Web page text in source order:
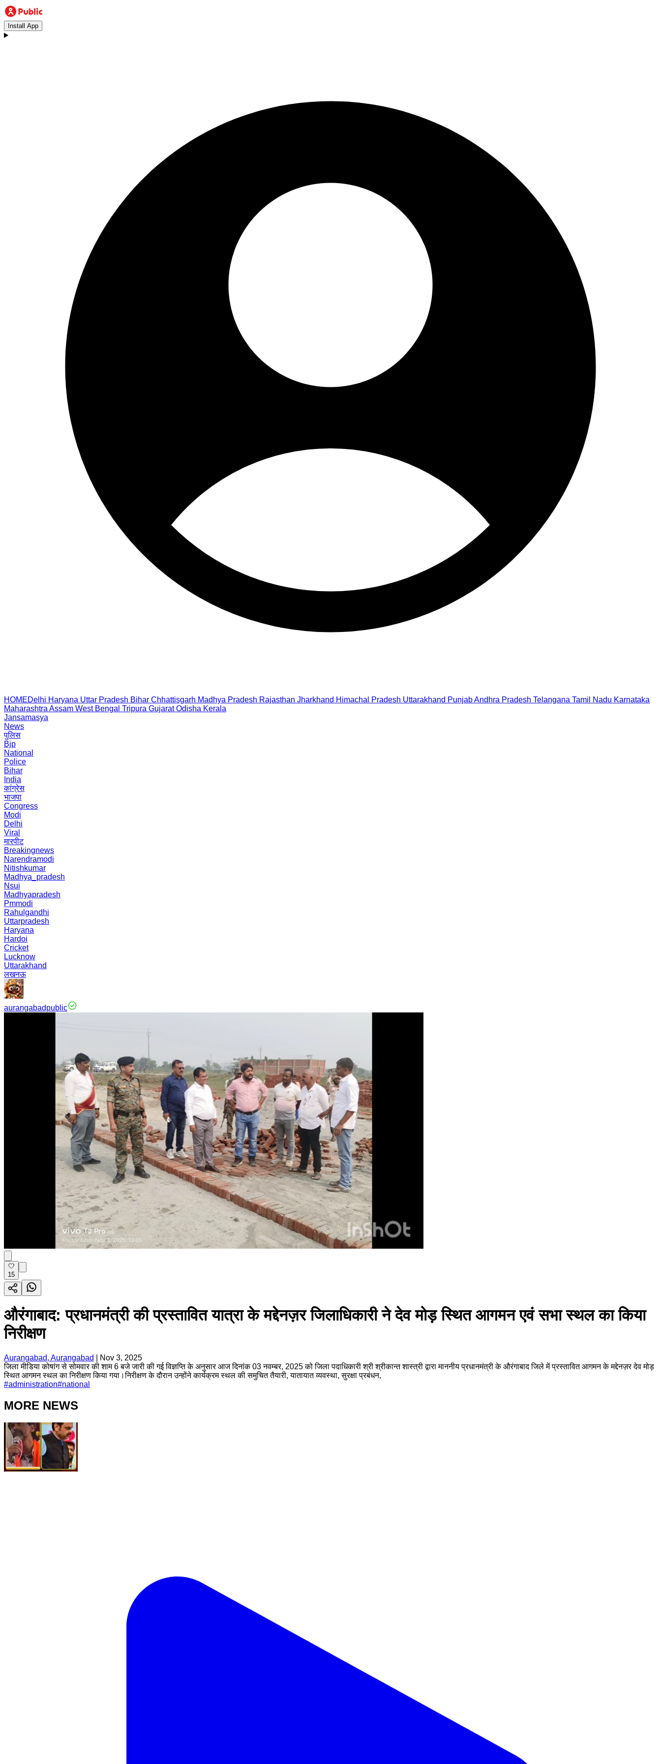
Install App
HOMEDelhi Haryana Uttar Pradesh Bihar Chhattisgarh Madhya Pradesh Rajasthan Jharkhand Himachal Pradesh Uttarakhand PunjabAndhra Pradesh Telangana Tamil Nadu Karnataka
Maharashtra Assam West Bengal Tripura Gujarat Odisha Kerala
Jansamasya
News
पुलिस
Bjp
National
Police
Bihar
India
कांग्रेस
भाजपा
Congress
Modi
Delhi
Viral
मारपीट
Breakingnews
Narendramodi
Nitishkumar
Madhya_pradesh
Nsui
Madhyapradesh
Pmmodi
Rahulgandhi
Uttarpradesh
Haryana
Hardoi
Cricket
Lucknow
Uttarakhand
लखनऊ
aurangabadpublic
15
औरंगाबाद: प्रधानमंत्री की प्रस्तावित यात्रा के मद्देनज़र जिलाधिकारी ने देव मोड़ स्थित आगमन एवं सभा स्थल का किया
निरीक्षण
Aurangabad, Aurangabad
Nov 3, 2025
जिला मीडिया कोषांग से सोमवार की शाम 6 बजे जारी की गई विज्ञप्ति के अनुसार आज दिनांक 03 नवम्बर, 2025 को जिला पदाधिकारी श्री श्रीकान्त शास्त्री द्वारा माननीय प्रधानमंत्री के औरंगाबाद जिले में प्रस्तावित आगमन के मद्देनज़र देव मोड़
स्थित आगमन स्थल का निरीक्षण किया गया।निरीक्षण के दौरान उन्होंने कार्यक्रम स्थल की समुचित तैयारी, यातायात व्यवस्था, सुरक्षा प्रबंधन,
#administration#national
MORE NEWS